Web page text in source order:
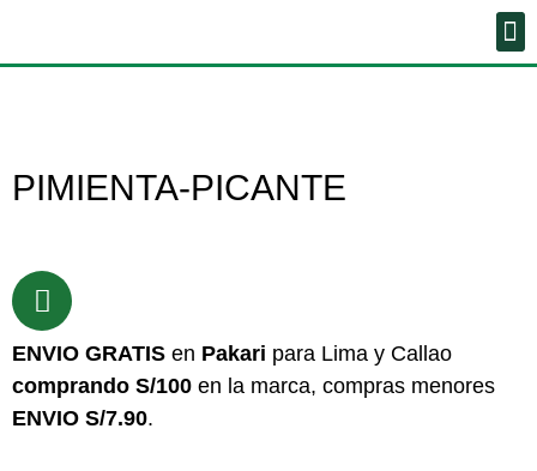
PIMIENTA-PICANTE
ENVIO GRATIS en Pakari para Lima y Callao
comprando S/100 en la marca, compras menores
ENVIO S/7.90.